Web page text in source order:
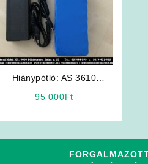
Hiánypótló: AS 3610
95 000Ft